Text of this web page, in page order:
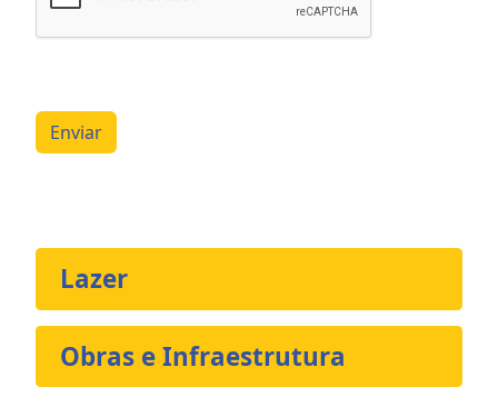
Enviar
Lazer
Obras e Infraestrutura